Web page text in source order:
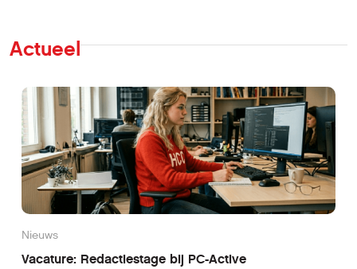
Actueel
Nieuws
Vacature: Redactiestage bij PC-Active